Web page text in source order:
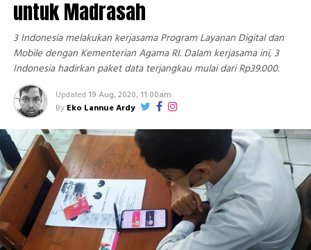
untuk Madrasah
3 Indonesia melakukan kerjasama Program Layanan Digital dan
Mobile dengan Kementerian Agama RI. Dalam kerjasama ini, 3
Indonesia hadirkan paket data terjangkau mulai dari Rp39.000.
Updated 19 Aug, 2020, 11:00am
By Eko Lannue Ardy